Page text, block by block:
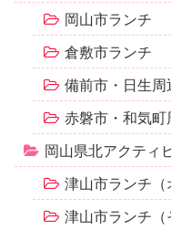
岡山市ランチ
倉敷市ランチ
備前市・日生周
赤磐市・和気町
岡山県北アクティ
津山市ランチ（
津山市ランチ（